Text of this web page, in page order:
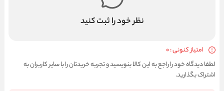
نظر خود را ثبت کنید
امتیاز کنونی : 0
لطفا دیدگاه خود را راجع به این کالا بنویسید و تجربه خریدتان را با سایر کاربران به
اشتراک بگذارید.